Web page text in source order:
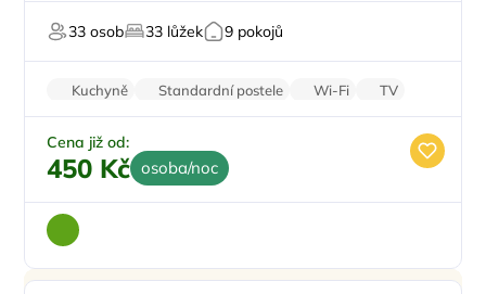
33 osob 33 lůžek 9 pokojů
Kuchyně Standardní postele Wi-Fi
TV
Rodinné pokoje
Cena již od:
450 Kč osoba/noc